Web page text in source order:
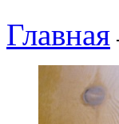
Главная